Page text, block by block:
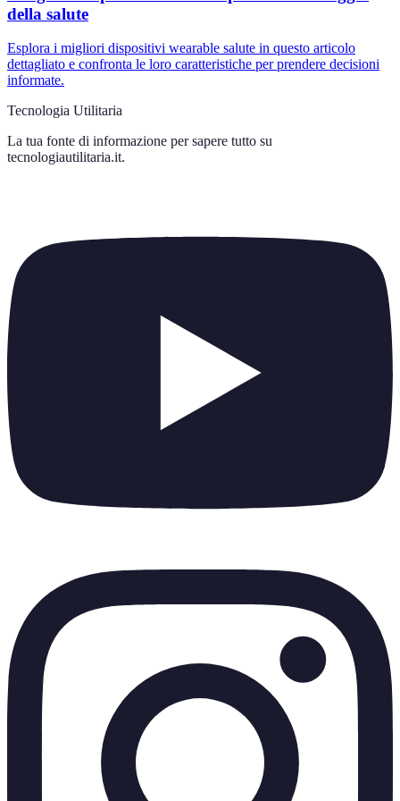
della salute
Esplora i migliori dispositivi wearable salute in questo articolo
dettagliato e confronta le loro caratteristiche per prendere decisioni
informate.
Tecnologia Utilitaria
La tua fonte di informazione per sapere tutto su
tecnologiautilitaria.it.